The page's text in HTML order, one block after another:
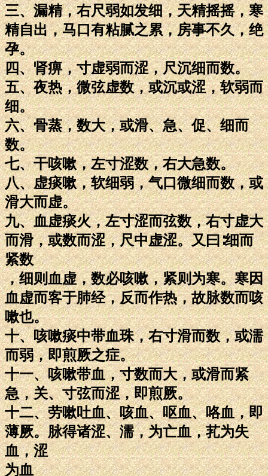
三、漏精，右尺弱如发细，天精摇摇，寒
精自出，马口有粘腻之累，房事不久，绝
孕。
四、肾痹，寸虚弱而涩，尺沉细而数。
五、夜热，微弦虚数，或沉或涩，软弱而
细。
六、骨蒸，数大，或滑、急、促、细而
数。
七、干咳嗽，左寸涩数，右大急数。
八、虚痰嗽，软细弱，气口微细而数，或
滑大而虚。
九、血虚痰火，左寸涩而弦数，右寸虚大
而滑，或数而涩，尺中虚涩。又曰∶细而
紧数
，细则血虚，数必咳嗽，紧则为寒。寒因
血虚而客于肺经，反而作热，故脉数而咳
嗽也。
十、咳嗽痰中带血珠，右寸滑而数，或濡
而弱，即煎厥之症。
十一、咳嗽带血，寸数而大，或滑而紧
急，关、寸弦而涩，即煎厥。
十二、劳嗽吐血、咳血、呕血、咯血，即
薄厥。脉得诸涩、濡，为亡血，芤为失
血，涩
为血